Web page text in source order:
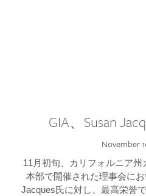
GIA、Susan
November
11月初旬、カリフォルニア
本部で開催された理事会に
Jacques氏に対し、最高栄誉